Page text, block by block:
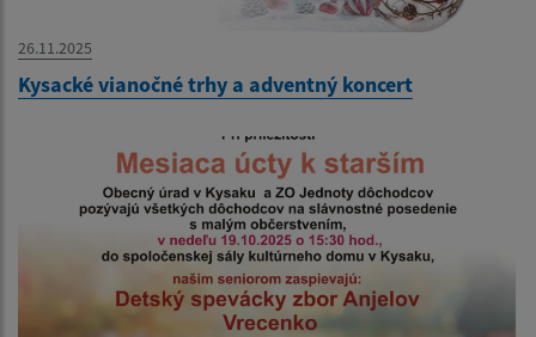
26.11.2025
Kysacké vianočné trhy a adventný koncert